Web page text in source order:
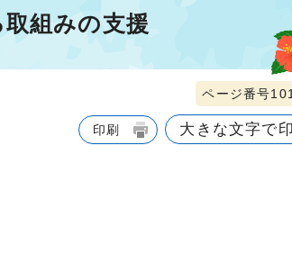
組みの支援
ページ番号
印刷 大きな文字で